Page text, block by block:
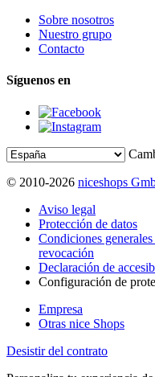
Sobre nosotros
Nuestro grupo
Contacto
Síguenos en
© 2010-2026 niceshops
Aviso legal
Protección de datos
Condiciones
revocación
Declaración de
Configuración de
Empresa
Otras nice Shops
Desistir del contrato